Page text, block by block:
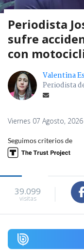
Periodista
sufre
con
Valentina
Periodista
Viernes 07 Agosto,
Seguimos criterios de
39.099
visitas